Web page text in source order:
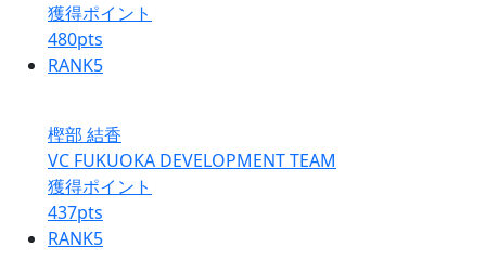
獲得ポイント
480pts
RANK5
樫部 結香
VC FUKUOKA DEVELOPMENT TEAM
獲得ポイント
437pts
RANK5